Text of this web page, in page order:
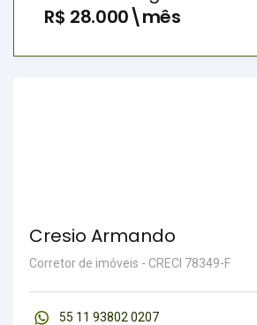
R$ 28.000\mês
Cresio Armando
Corretor de imóveis - CRECI 78349-F
55 11 93802 0207